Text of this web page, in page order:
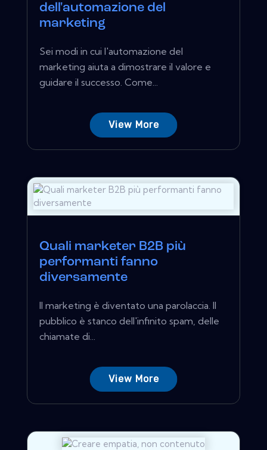
dell'automazione del
marketing
Sei modi in cui l'automazione del
marketing aiuta a dimostrare il valore e
guidare il successo. Come...
View More
Quali marketer B2B più
performanti fanno
diversamente
Il marketing è diventato una parolaccia. Il
pubblico è stanco dell'infinito spam, delle
chiamate di...
View More